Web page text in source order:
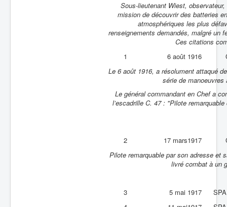
Sous-lieutenant Wiest,
mission de découvrir des batteries
atmosphériques les plus
renseignements demandés, malgré un
Ces citations
1
6 août 1916
Le 6 août 1916, a résolument attaqué
série de
Le général commandant en Chef a
l’escadrille C. 47 : "Pilote
2 17 mars1917
Pilote remarquable par son adresse et
livré combat à un
3 5 mai 1917